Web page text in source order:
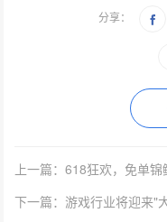
分享：
下一篇：游戏行业将迎来"